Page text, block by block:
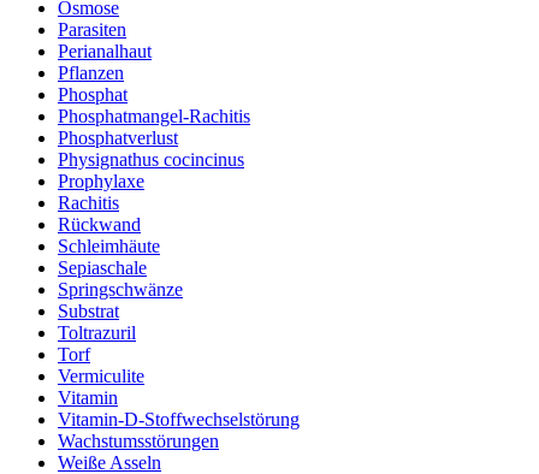
Osmose
Parasiten
Perianalhaut
Pflanzen
Phosphat
Phosphatmangel-Rachitis
Phosphatverlust
Physignathus cocincinus
Prophylaxe
Rachitis
Rückwand
Schleimhäute
Sepiaschale
Springschwänze
Substrat
Toltrazuril
Torf
Vermiculite
Vitamin
Vitamin-D-Stoffwechselstörung
Wachstumsstörungen
Weiße Asseln